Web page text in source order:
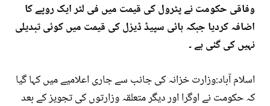
وفاقی حکومت نے پٹرول کی قیمت میں فی لٹر ایک روپے کا
اضافہ کردیا جبکہ ہائی سپیڈ ڈیزل کی قیمت میں کوئی تبدیلی
نہیں کی گئی ہے ۔
اسلام آباد:وزارت خزانہ کی جانب سے جاری اعلامیے میں کہا گیا
کہ حکومت نے اوگرا اور دیگر متعلقہ وزارتوں کی تجویز کے بعد